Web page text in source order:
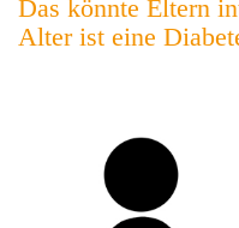
Das könnte Eltern
Alter ist eine